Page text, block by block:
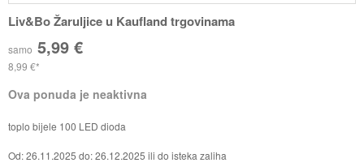
Liv&Bo Žaruljice u Kaufland trgovinama
samo 5,99 €
8,99 €
Ova ponuda je neaktivna
toplo bijele 100 LED dioda
Od: 26.11.2025 do: 26.12.2025 ili do isteka zaliha